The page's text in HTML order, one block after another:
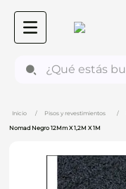
Pisos y revestimientos
Nomad Negro 12Mm X 1,2M X 1M